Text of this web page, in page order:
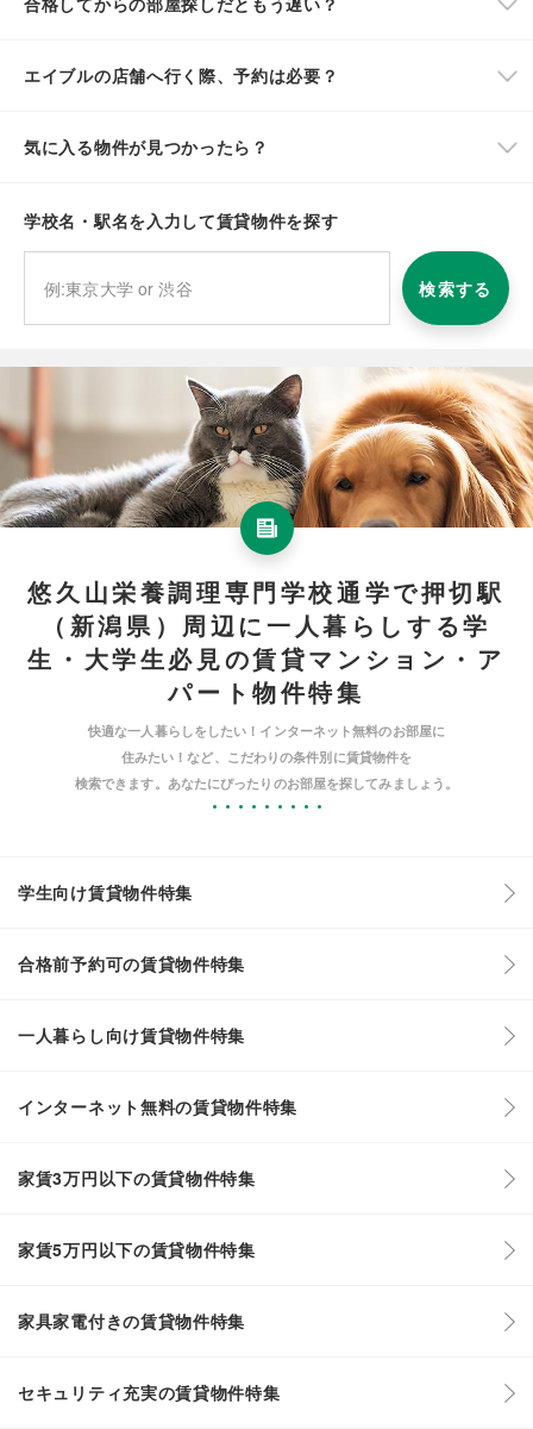
エイブルの店舗へ行く際、予約は必要？
気に入る物件が見つかったら？
学校名・駅名を入力して賃貸物件を探す
検索する
悠久山栄養調理専門学校通学で押切駅
（新潟県）周辺に一人暮らしする学
生・大学生必見の賃貸マンション・ア
パート物件特集
快適な一人暮らしをしたい！インターネット無料のお部屋に
住みたい！など、こだわりの条件別に賃貸物件を
検索できます。あなたにぴったりのお部屋を探してみましょう。
学生向け賃貸物件特集
合格前予約可の賃貸物件特集
一人暮らし向け賃貸物件特集
インターネット無料の賃貸物件特集
家賃3万円以下の賃貸物件特集
家賃5万円以下の賃貸物件特集
家具家電付きの賃貸物件特集
セキュリティ充実の賃貸物件特集